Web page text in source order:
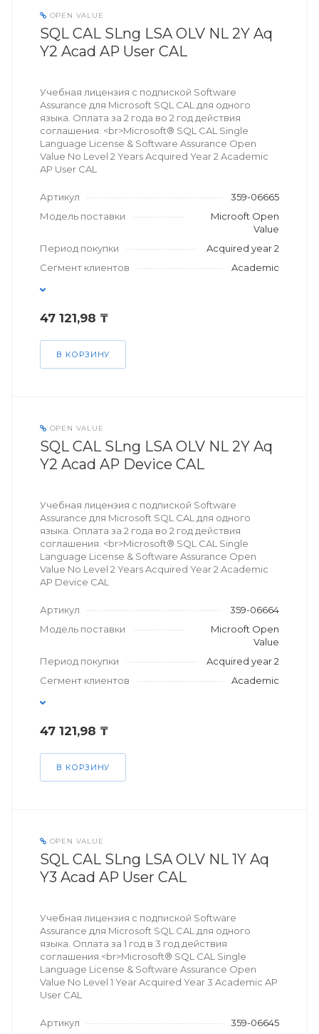
OPEN VALUE
SQL CAL SLng LSA OLV NL 2Y Aq
Y2 Acad AP User CAL
Учебная лицензия с подпиской Software
Assurance для Microsoft SQL CAL для одного
языка. Оплата за 2 года во 2 год действия
соглашения. <br>Microsoft® SQL CAL Single
Language License & Software Assurance Open
Value No Level 2 Years Acquired Year 2 Academic
AP User CAL
Артикул
359-06665
Модель поставки
Microoft Open
Value
Период покупки
Acquired year 2
Сегмент клиентов
Academic
47 121,98 ₸
В КОРЗИНУ
OPEN VALUE
SQL CAL SLng LSA OLV NL 2Y Aq
Y2 Acad AP Device CAL
Учебная лицензия с подпиской Software
Assurance для Microsoft SQL CAL для одного
языка. Оплата за 2 года во 2 год действия
соглашения. <br>Microsoft® SQL CAL Single
Language License & Software Assurance Open
Value No Level 2 Years Acquired Year 2 Academic
AP Device CAL
Артикул
359-06664
Модель поставки
Microoft Open
Value
Период покупки
Acquired year 2
Сегмент клиентов
Academic
47 121,98 ₸
В КОРЗИНУ
OPEN VALUE
SQL CAL SLng LSA OLV NL 1Y Aq
Y3 Acad AP User CAL
Учебная лицензия с подпиской Software
Assurance для Microsoft SQL CAL для одного
языка. Оплата за 1 год в 3 год действия
соглашения.<br>Microsoft® SQL CAL Single
Language License & Software Assurance Open
Value No Level 1 Year Acquired Year 3 Academic AP
User CAL
Артикул
359-06645